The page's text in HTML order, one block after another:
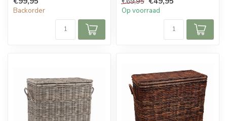
verkrijgbaa...
Backorder Op voorraad